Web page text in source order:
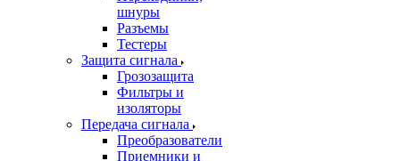
шнуры
Разъемы
Тестеры
Защита сигнала
Грозозащита
Фильтры и
изоляторы
Передача сигнала
Преобразователи
Приемники и